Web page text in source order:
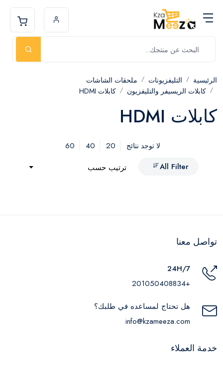
الرئيسية التليفزيونات
ملحقات الشاشات
كابلات الريسيفر والتليفزيون
كابلات HDMI
كابلات HDMI
لا توجد نتائج 20
40
60
All Filter
ترتيب حسب
تواصل معنا
24H/7
+201050408834
هل تحتاج لمساعده في طلبك؟
info@kzameeza.com
خدمة العملاء